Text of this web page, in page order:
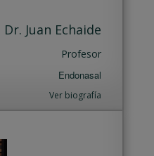
Dr. Juan Echaide
Profesor
Endonasal
Ver biografía